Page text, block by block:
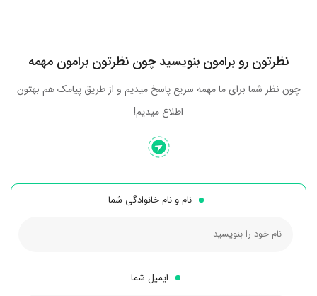
نظرتون رو برامون بنویسید چون نظرتون برامون مهمه
چون نظر شما برای ما مهمه سریع پاسخ میدیم و از طریق پیامک هم بهتون
اطلاع میدیم!
نام و نام خانوادگی شما
ایمیل شما